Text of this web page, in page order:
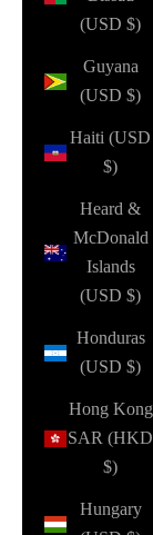
(USD $)
Guyana
(USD $)
Haiti (USD
$)
Heard &
McDonald
Islands
(USD $)
Honduras
(USD $)
Hong Kong
SAR (HKD
$)
Hungary